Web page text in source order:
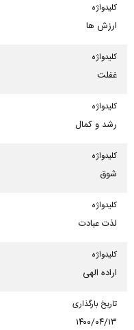
كلیدواژه
ارزش ها
كلیدواژه
غفلت
كلیدواژه
رشد و کمال
كلیدواژه
شوق
كلیدواژه
لذت عبادت
كلیدواژه
اراده الهی
تاریخ بارگذاری
۱۴۰۰/۰۴/۱۳